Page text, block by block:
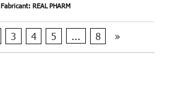
Fabricant: REAL PHARM
3 4 5 ... 8 »